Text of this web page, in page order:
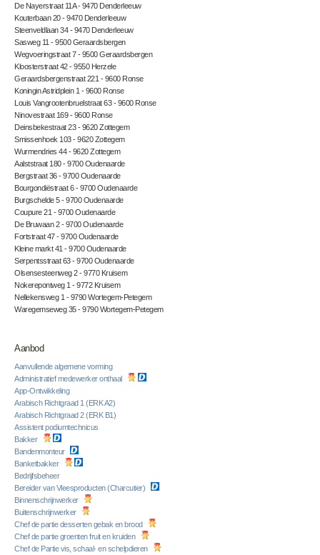
De Nayerstraat 11A - 9470 Denderleeuw
Kouterbaan 20 - 9470 Denderleeuw
Steenveldlaan 34 - 9470 Denderleeuw
Sasweg 11 - 9500 Geraardsbergen
Wegvoeringstraat 7 - 9500 Geraardsbergen
Kloosterstraat 42 - 9550 Herzele
Geraardsbergenstraat 221 - 9600 Ronse
Koningin Astridplein 1 - 9600 Ronse
Louis Vangrootenbruelstraat 63 - 9600 Ronse
Ninovestraat 169 - 9600 Ronse
Deinsbekestraat 23 - 9620 Zottegem
Smissenhoek 103 - 9620 Zottegem
Wurmendries 44 - 9620 Zottegem
Aalststraat 180 - 9700 Oudenaarde
Bergstraat 36 - 9700 Oudenaarde
Bourgondiëstraat 6 - 9700 Oudenaarde
Burgschelde 5 - 9700 Oudenaarde
Coupure 21 - 9700 Oudenaarde
De Bruwaan 2 - 9700 Oudenaarde
Fortstraat 47 - 9700 Oudenaarde
Kleine markt 41 - 9700 Oudenaarde
Serpentsstraat 63 - 9700 Oudenaarde
Olsensesteenweg 2 - 9770 Kruisem
Nokerepontweg 1 - 9772 Kruisem
Nellekensweg 1 - 9790 Wortegem-Petegem
Waregemseweg 35 - 9790 Wortegem-Petegem
Aanbod
Aanvullende algemene vorming
Administratief medewerker onthaal
App-Ontwikkeling
Arabisch Richtgraad 1 (ERK A2)
Arabisch Richtgraad 2 (ERK B1)
Assistent podiumtechnicus
Bakker
Bandenmonteur
Banketbakker
Bedrijfsbeheer
Bereider van Vleesproducten (Charcutier)
Binnenschrijnwerker
Buitenschrijnwerker
Chef de partie desserten gebak en brood
Chef de partie groenten fruit en kruiden
Chef de Partie vis, schaal- en schelpdieren